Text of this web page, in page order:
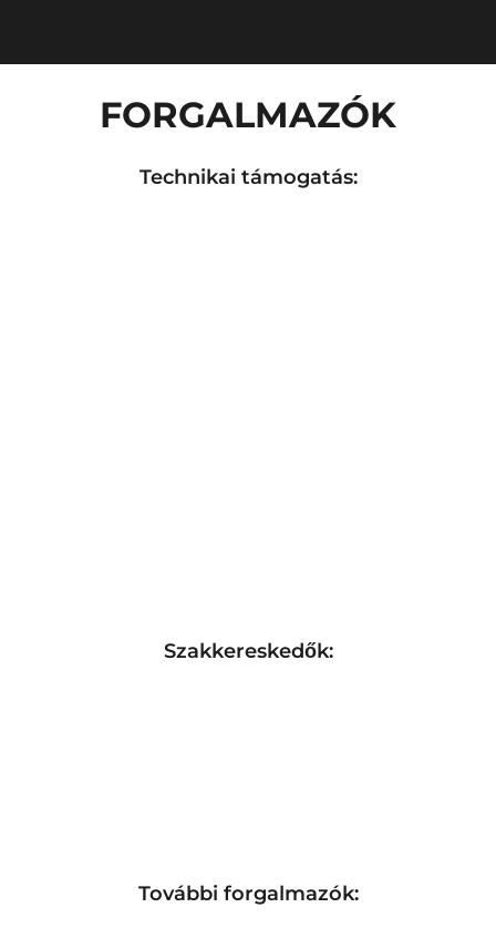
FORGALMAZÓK
Technikai támogatás:
Szakkereskedők:
További forgalmazók: